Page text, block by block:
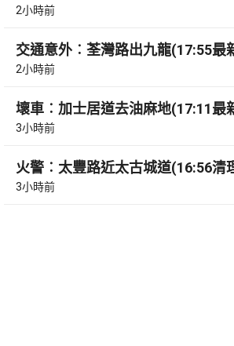
2小時前
交通意外︰荃灣路出九龍(17:55最
2小時前
壞車︰加士居道去油麻地(17:11最
3小時前
火警︰太豐路近太古城道(16:56清
3小時前